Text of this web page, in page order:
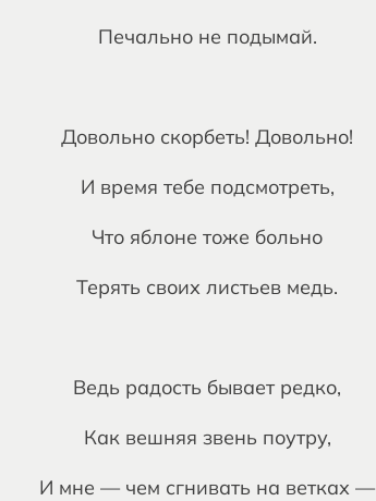
Печально не подымай.
Довольно скорбеть! Довольно!
И время тебе подсмотреть,
Что яблоне тоже больно
Терять своих листьев медь.
Ведь радость бывает редко,
Как вешняя звень поутру,
И мне — чем сгнивать на ветках —